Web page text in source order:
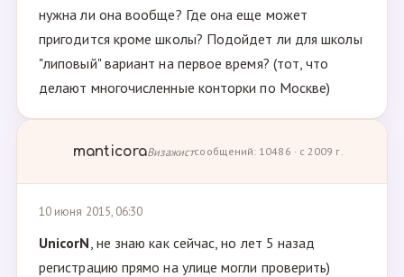
нужна ли она вообще? Где она еще может
пригодится кроме школы? Подойдет ли для школы
"липовый" вариант на первое время? (тот, что
делают многочисленные конторки по Москве)
manticoraВизажистсообщений: 10486 · с 2009 г.
10 июня 2015, 06:30
UnicorN, не знаю как сейчас, но лет 5 назад
регистрацию прямо на улице могли проверить)